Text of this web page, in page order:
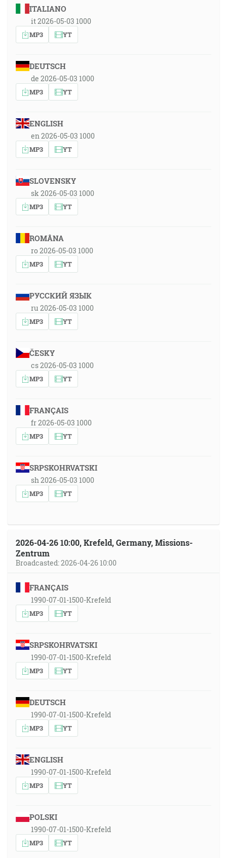
ITALIANO
it 2026-05-03 1000
MP3 YT
DEUTSCH
de 2026-05-03 1000
MP3 YT
ENGLISH
en 2026-05-03 1000
MP3 YT
SLOVENSKY
sk 2026-05-03 1000
MP3 YT
ROMÂNA
ro 2026-05-03 1000
MP3 YT
РУССКИЙ ЯЗЫК
ru 2026-05-03 1000
MP3 YT
ČESKY
cs 2026-05-03 1000
MP3 YT
FRANÇAIS
fr 2026-05-03 1000
MP3 YT
SRPSKOHRVATSKI
sh 2026-05-03 1000
MP3 YT
2026-04-26 10:00, Krefeld, Germany, Missions-
Zentrum
Broadcasted: 2026-04-26 10:00
FRANÇAIS
1990-07-01-1500-Krefeld
MP3 YT
SRPSKOHRVATSKI
1990-07-01-1500-Krefeld
MP3 YT
DEUTSCH
1990-07-01-1500-Krefeld
MP3 YT
ENGLISH
1990-07-01-1500-Krefeld
MP3 YT
POLSKI
1990-07-01-1500-Krefeld
MP3 YT